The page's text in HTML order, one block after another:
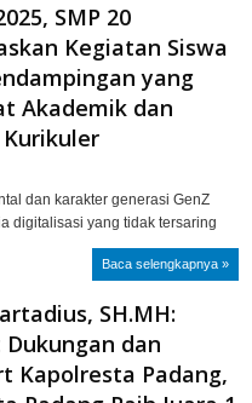
SMP 20
Kegiatan Siswa
yang
Akademik dan
dan karakter generasi GenZ
digitalisasi yang tidak tersaring
Baca selengkapnya »
SH.MH:
Dukungan dan
Kapolresta Padang,